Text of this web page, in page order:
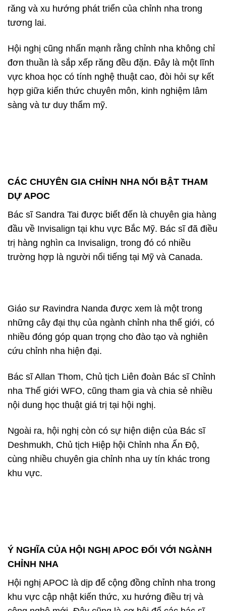
răng và xu hướng phát triển của chỉnh nha trong
tương lai.
Hội nghị cũng nhấn mạnh rằng chỉnh nha không chỉ
đơn thuần là sắp xếp răng đều đặn. Đây là một lĩnh
vực khoa học có tính nghệ thuật cao, đòi hỏi sự kết
hợp giữa kiến thức chuyên môn, kinh nghiệm lâm
sàng và tư duy thẩm mỹ.
CÁC CHUYÊN GIA CHỈNH NHA NỔI BẬT THAM
DỰ APOC
Bác sĩ Sandra Tai được biết đến là chuyên gia hàng
đầu về Invisalign tại khu vực Bắc Mỹ. Bác sĩ đã điều
trị hàng nghìn ca Invisalign, trong đó có nhiều
trường hợp là người nổi tiếng tại Mỹ và Canada.
Giáo sư Ravindra Nanda được xem là một trong
những cây đại thụ của ngành chỉnh nha thế giới, có
nhiều đóng góp quan trọng cho đào tạo và nghiên
cứu chỉnh nha hiện đại.
Bác sĩ Allan Thom, Chủ tịch Liên đoàn Bác sĩ Chỉnh
nha Thế giới WFO, cũng tham gia và chia sẻ nhiều
nội dung học thuật giá trị tại hội nghị.
Ngoài ra, hội nghị còn có sự hiện diện của Bác sĩ
Deshmukh, Chủ tịch Hiệp hội Chỉnh nha Ấn Độ,
cùng nhiều chuyên gia chỉnh nha uy tín khác trong
khu vực.
Ý NGHĨA CỦA HỘI NGHỊ APOC ĐỐI VỚI NGÀNH
CHỈNH NHA
Hội nghị APOC là dịp để cộng đồng chỉnh nha trong
khu vực cập nhật kiến thức, xu hướng điều trị và